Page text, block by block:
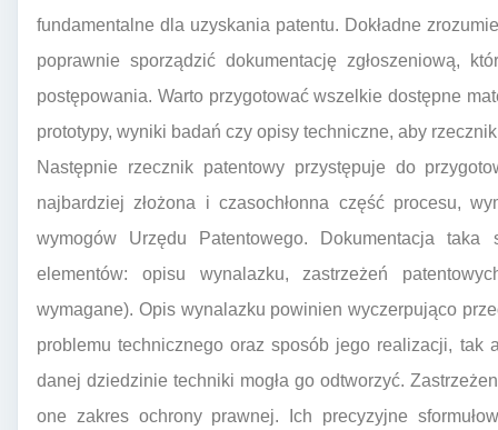
fundamentalne dla uzyskania patentu. Dokładne
poprawnie sporządzić dokumentację zgłoszeniową,
postępowania. Warto przygotować wszelkie dostępne
prototypy, wyniki badań czy opisy techniczne, aby
Następnie rzecznik patentowy przystępuje do
najbardziej złożona i czasochłonna część procesu,
wymogów Urzędu Patentowego. Dokumentacja
elementów: opisu wynalazku, zastrzeżeń
wymagane). Opis wynalazku powinien wyczerpująco
problemu technicznego oraz sposób jego realizacji, tak
danej dziedzinie techniki mogła go odtworzyć.
one zakres ochrony prawnej. Ich precyzyjne